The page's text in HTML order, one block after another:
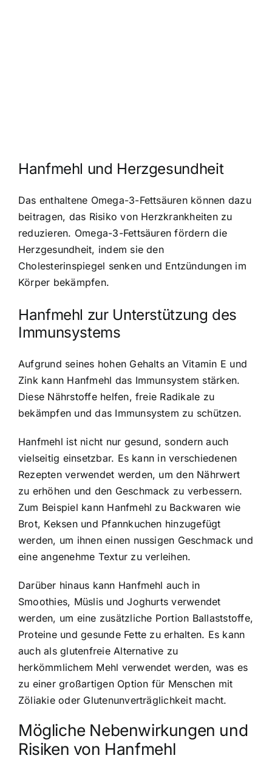
Hanfmehl und Herzgesundheit
Das enthaltene Omega-3-Fettsäuren können dazu
beitragen, das Risiko von Herzkrankheiten zu
reduzieren. Omega-3-Fettsäuren fördern die
Herzgesundheit, indem sie den
Cholesterinspiegel senken und Entzündungen im
Körper bekämpfen.
Hanfmehl zur Unterstützung des
Immunsystems
Aufgrund seines hohen Gehalts an Vitamin E und
Zink kann Hanfmehl das Immunsystem stärken.
Diese Nährstoffe helfen, freie Radikale zu
bekämpfen und das Immunsystem zu schützen.
Hanfmehl ist nicht nur gesund, sondern auch
vielseitig einsetzbar. Es kann in verschiedenen
Rezepten verwendet werden, um den Nährwert
zu erhöhen und den Geschmack zu verbessern.
Zum Beispiel kann Hanfmehl zu Backwaren wie
Brot, Keksen und Pfannkuchen hinzugefügt
werden, um ihnen einen nussigen Geschmack und
eine angenehme Textur zu verleihen.
Darüber hinaus kann Hanfmehl auch in
Smoothies, Müslis und Joghurts verwendet
werden, um eine zusätzliche Portion Ballaststoffe,
Proteine und gesunde Fette zu erhalten. Es kann
auch als glutenfreie Alternative zu
herkömmlichem Mehl verwendet werden, was es
zu einer großartigen Option für Menschen mit
Zöliakie oder Glutenunverträglichkeit macht.
Mögliche Nebenwirkungen und
Risiken von Hanfmehl